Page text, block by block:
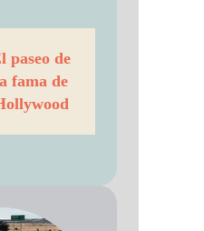
paseo de
fama de